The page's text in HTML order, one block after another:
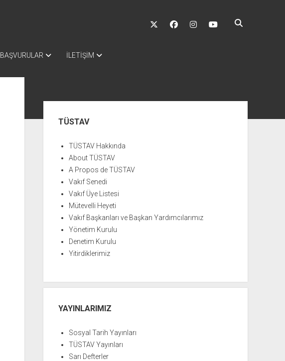
twitter facebookinstagramyoutube
BAŞVURULAR İLETİŞİM
MenüTÜSTAV
TÜSTAV Hakkında
About TÜSTAV
A Propos de TÜSTAV
Vakıf Senedi
Vakıf Üye Listesi
Mütevelli Heyeti
Vakıf Başkanları ve Başkan Yardımcılarımız
Yönetim Kurulu
Denetim Kurulu
Yitirdiklerimiz
YAYINLARIMIZ
Sosyal Tarih Yayınları
TÜSTAV Yayınları
Sarı Defterler